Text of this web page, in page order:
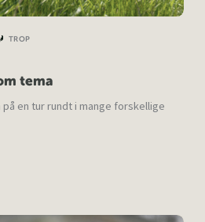
TROP
tema
en tur rundt i mange forskellige